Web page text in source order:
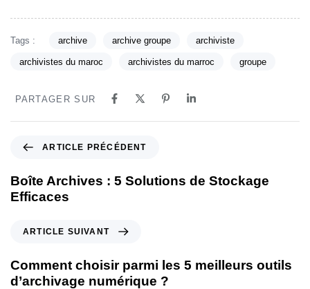
Tags : archive archive groupe archiviste
archivistes du maroc archivistes du marroc groupe
PARTAGER SUR
ARTICLE PRÉCÉDENT
Boîte Archives : 5 Solutions de Stockage
Efficaces
ARTICLE SUIVANT
Comment choisir parmi les 5 meilleurs outils
d’archivage numérique ?